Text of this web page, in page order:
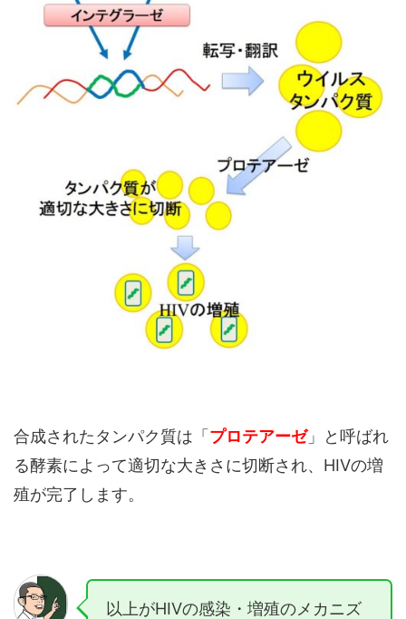
合成されたタンパク質は「 プロテアーゼ」と呼ばれ
る酵素によって適切な大きさに切断され、HIVの増
殖が完了します。
以上がHIVの感染・増殖のメカニズ